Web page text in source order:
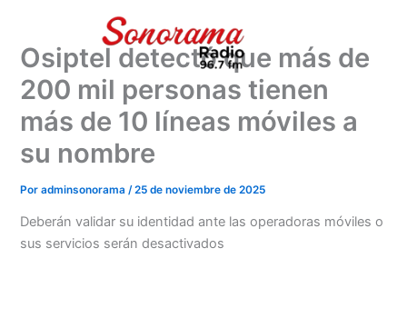
contenido
Osiptel detectó que más de
200 mil personas tienen
más de 10 líneas móviles a
su nombre
Poradminsonorama/25 de noviembre de 2025
Deberán validar su identidad ante las operadoras móviles o
sus servicios serán desactivados